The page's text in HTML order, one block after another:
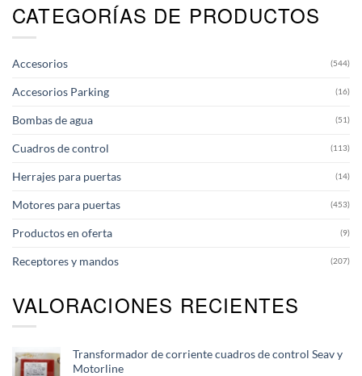
Las
opciones
la
producto
CATEGORÍAS DE PRODUCTOS
Accesorios (544)
Accesorios Parking (16)
Bombas de agua (51)
Cuadros de control (113)
Herrajes para puertas (14)
Motores para puertas (453)
Productos en oferta (9)
Receptores y mandos (207)
VALORACIONES RECIENTES
Transformador de corriente cuadros de control Seav y
Motorline